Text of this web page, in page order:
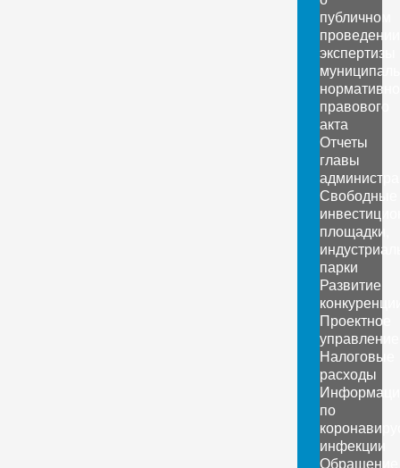
публичном
проведении
экспертизы
правового
акта
Отчеты
главы
Свободные
площадки,
парки
Развитие
Проектное
управление
Налоговые
расходы
по
инфекции
Обращение